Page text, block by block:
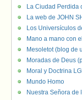
La Ciudad Perdida
La web de JOHN
Los Universículos
Mano a mano con
Mesoletot (blog de
Moradas de Deus
Moral y Doctrina
Mundo Homo
Nuestra Señora de